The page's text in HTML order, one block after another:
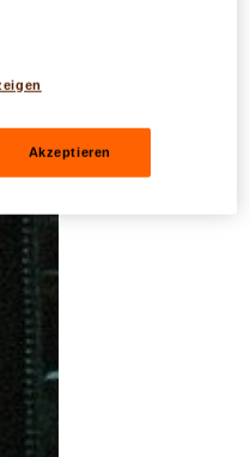
Akzeptieren